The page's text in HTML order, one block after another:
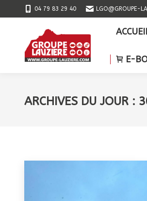
04 79 83 29 40 LGO@GROUPE-
E-
ARCHIVES DU JOUR :